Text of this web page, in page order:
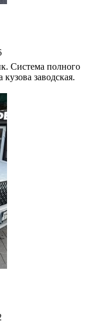
Система полного
заводская.